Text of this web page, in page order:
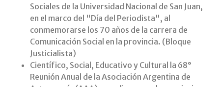
Sociales de la Universidad Nacional de San Juan,
en el marco del "Día del Periodista", al
conmemorarse los 70 años de la carrera de
Comunicación Social en la provincia. (Bloque
Justicialista)
Científico, Social, Educativo y Cultural la 68°
Reunión Anual de la Asociación Argentina de